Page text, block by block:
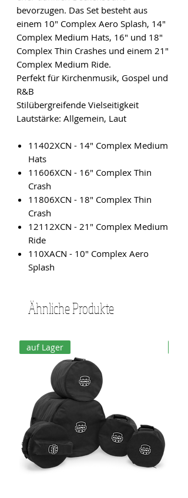
bevorzugen. Das Set besteht aus
einem 10" Complex Aero Splash, 14"
Complex Medium Hats, 16" und 18"
Complex Thin Crashes und einem 21"
Complex Medium Ride.
Perfekt für Kirchenmusik, Gospel und
R&B
Stilübergreifende Vielseitigkeit
Lautstärke: Allgemein, Laut
11402XCN - 14" Complex Medium
Hats
11606XCN - 16" Complex Thin
Crash
11806XCN - 18" Complex Thin
Crash
12112XCN - 21" Complex Medium
Ride
110XACN - 10" Complex Aero
Splash
Ähnliche Produkte
auf Lager